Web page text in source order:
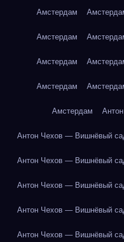
Амстердам
Амстердам
Амстердам
Амстердам
Амстердам
Антон Чехов — Вишнёвый
Антон Чехов — Вишнёвый
Антон Чехов — Вишнёвый
Антон Чехов — Вишнёвый
Антон Чехов — Вишнёвый